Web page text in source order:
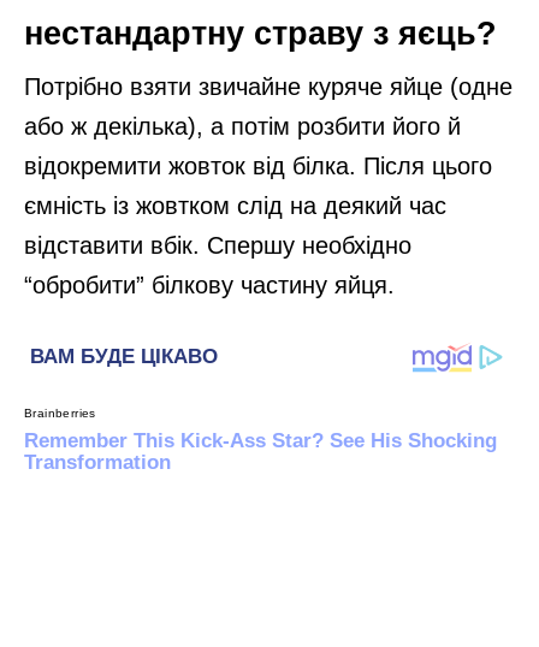
нестандартну страву з яєць?
Потрібно взяти звичайне куряче яйце (одне
або ж декілька), а потім розбити його й
відокремити жовток від білка. Після цього
ємність із жовтком слід на деякий час
відставити вбік. Спершу необхідно
“обробити” білкову частину яйця.